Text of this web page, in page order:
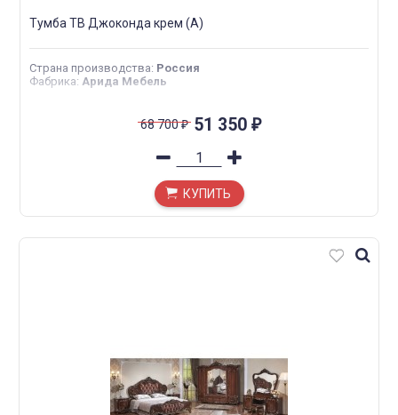
Тумба ТВ Джоконда крем (А)
Страна производства: Россия
Фабрика: Арида Мебель
68 700₽ 51 350 ₽
КУПИТЬ